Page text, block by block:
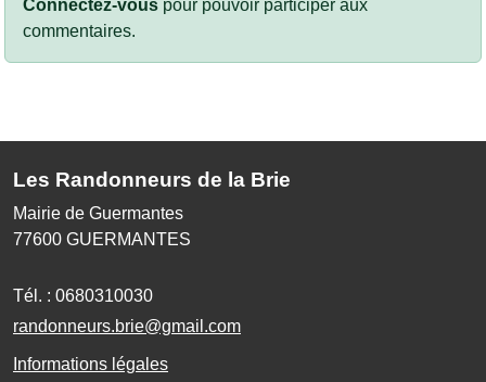
Connectez-vous pour pouvoir participer aux
commentaires.
Les Randonneurs de la Brie
Mairie de Guermantes
77600 GUERMANTES
Tél. : 0680310030
randonneurs.brie@gmail.com
Informations légales